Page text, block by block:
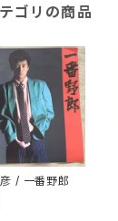
ゴリの商品
/ 一番野郎